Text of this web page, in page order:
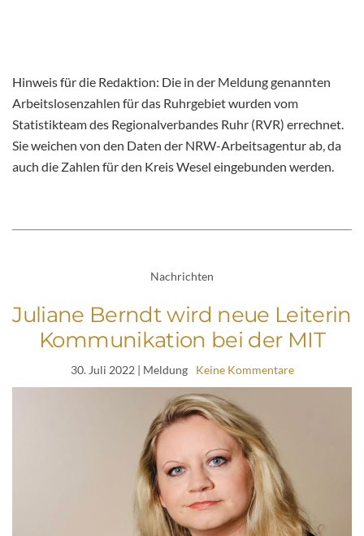
Hinweis für die Redaktion: Die in der Meldung genannten
Arbeitslosenzahlen für das Ruhrgebiet wurden vom
Statistikteam des Regionalverbandes Ruhr (RVR) errechnet.
Sie weichen von den Daten der NRW-Arbeitsagentur ab, da
auch die Zahlen für den Kreis Wesel eingebunden werden.
Nachrichten
Juliane Berndt wird neue Leiterin
Kommunikation bei der MIT
30. Juli 2022| Meldung Keine Kommentare